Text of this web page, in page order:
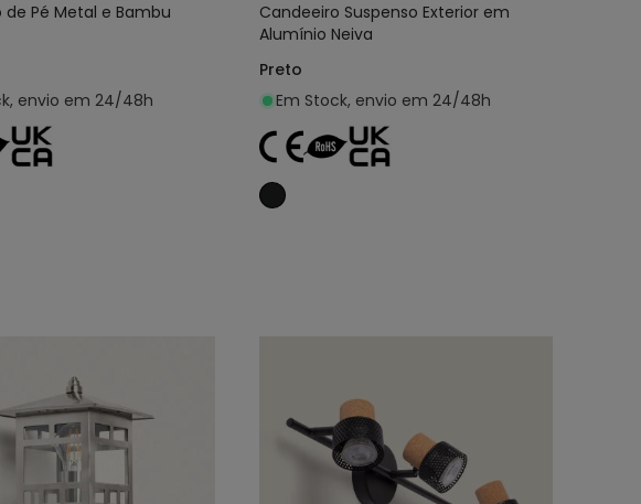
de Pé Metal e Bambu
envio em 24/48h
Candeeiro Suspenso Exterior em
Alumínio Neiva
Preto
Em Stock, envio em 24/48h